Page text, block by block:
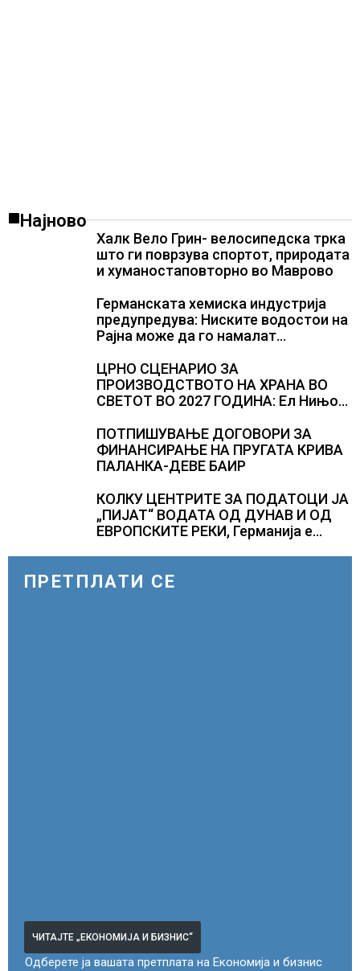
Најново
Халк Вело Грин- велосипедска трка
што ги поврзува спортот, природата
и хуманостаповторно во Маврово
Германската хемиска индустрија
предупредува: Ниските водостои на
Рајна може да го намалат
ЦРНО СЦЕНАРИО ЗА
ПРОИЗВОДСТВОТО НА ХРАНА ВО
СВЕТОТ ВО 2027 ГОДИНА: Ел Нињо
милиони луѓе во акутен глад
ПОТПИШУВАЊЕ ДОГОВОРИ ЗА
ФИНАНСИРАЊЕ НА ПРУГАТА КРИВА
ПАЛАНКА-ДЕВЕ БАИР
КОЛКУ ЦЕНТРИТЕ ЗА ПОДАТОЦИ ЈА
„ПИЈАТ“ ВОДАТА ОД ДУНАВ И ОД
ЕВРОПСКИТЕ РЕКИ, Германија е
ПРЕТПЛАТИ СЕ
ЧИТАЈТЕ „ЕКОНОМИЈА И БИЗНИС“
Одберете ја вашата претплата на Економија и бизнис